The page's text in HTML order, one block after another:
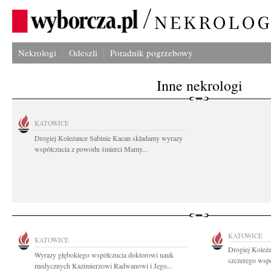
Nekrologi Odeszli Poradnik pogrzebowy
Inne nekrologi
KATOWICE
Drogiej Koleżance Sabinie Kacan składamy wyrazy
współczucia z powodu śmierci Mamy...
KATOWICE
Wyrazy głębokiego współczucia doktorowi nauk
medycznych Kazimierzowi Radwanowi i Jego...
KATOWICE
Drogiej
szczerego